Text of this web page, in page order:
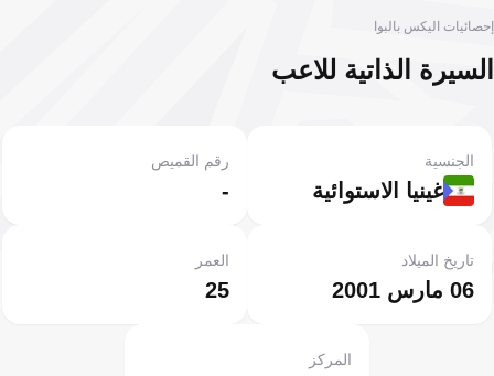
إحصائيات اليكس بالبوا
السيرة الذاتية للاعب
غينيا الاستوائية
الجنسية
-
رقم القميص
06 مارس 2001
تاريخ الميلاد
25
العمر
المركز